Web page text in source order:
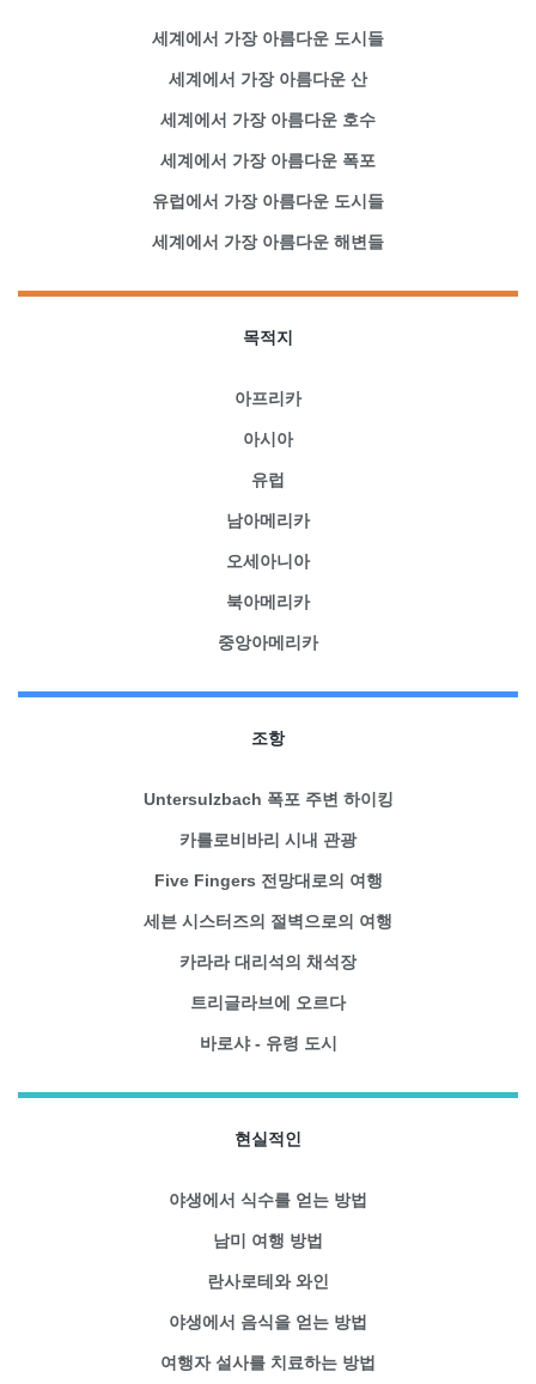
세계에서 가장 아름다운 도시들
세계에서 가장 아름다운 산
세계에서 가장 아름다운 호수
세계에서 가장 아름다운 폭포
유럽에서 가장 아름다운 도시들
세계에서 가장 아름다운 해변들
목적지
아프리카
아시아
유럽
남아메리카
오세아니아
북아메리카
중앙아메리카
조항
Untersulzbach 폭포 주변 하이킹
카를로비바리 시내 관광
Five Fingers 전망대로의 여행
세븐 시스터즈의 절벽으로의 여행
카라라 대리석의 채석장
트리글라브에 오르다
바로샤 - 유령 도시
현실적인
야생에서 식수를 얻는 방법
남미 여행 방법
란사로테와 와인
야생에서 음식을 얻는 방법
여행자 설사를 치료하는 방법